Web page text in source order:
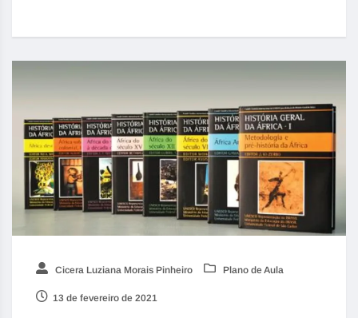
Cicera Luziana Morais Pinheiro Plano de Aula
13 de fevereiro de 2021